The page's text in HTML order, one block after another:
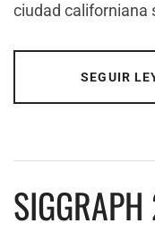
ciudad californiana
SEGUIR